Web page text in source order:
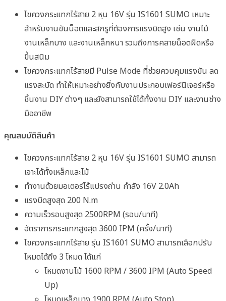
ไขควงกระแทกไร้สาย 2 หุน 16V รุ่น IS1601 SUMO เหมาะ
สำหรับงานขันน็อตและสกรูที่ต้องการแรงบิดสูง เช่น งานไม้
งานเหล็กบาง และงานเหล็กหนา รวมถึงการคลายน็อตฝืดหรือ
ขึ้นสนิม
ไขควงกระแทกไร้สายมี Pulse Mode ที่ช่วยควบคุมแรงขัน ลด
แรงสะบัด ทำให้เหมาะอย่างยิ่งกับงานประกอบเฟอร์นิเจอร์หรือ
ชิ้นงาน DIY ต่างๆ และยังสามารถใช้ได้ทั้งงาน DIY และงานช่าง
มืออาชีพ
คุณสมบัติสินค้า
ไขควงกระแทกไร้สาย 2 หุน 16V รุ่น IS1601 SUMO สามารถ
เจาะได้ทั้งเหล็กและไม้
ทำงานด้วยมอเตอร์ไร้แปรงถ่าน กำลัง 16V 2.0Ah
แรงบิดสูงสุด 200 N.m
ความเร็วรอบสูงสุด 2500RPM (รอบ/นาที)
อัตราการกระแทกสูงสุด 3600 IPM (ครั้ง/นาที)
ไขควงกระแทกไร้สาย รุ่น IS1601 SUMO สามารถเลือกปรับ
โหมดได้ถึง 3 โหมด ได้แก่
โหมดงานไม้ 1600 RPM / 3600 IPM (Auto Speed
Up)